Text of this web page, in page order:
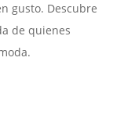
gusto. Descubre
de quienes